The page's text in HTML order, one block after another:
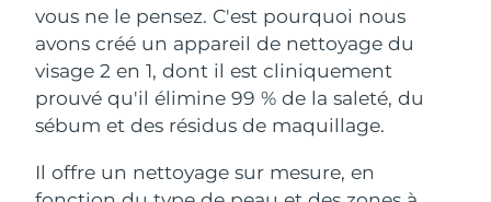
vous ne le pensez. C'est pourquoi nous
avons créé un appareil de nettoyage du
visage 2 en 1, dont il est cliniquement
prouvé qu'il élimine 99 % de la saleté, du
sébum et des résidus de maquillage.
Il offre un nettoyage sur mesure, en
Massage, LED heating
LUNA™ 4 Men
For men, anti-aging massage
Microcurrent toning on-the-go
BEAR™ 2 eyes & lips
Microcurrent line smoothing device
UFO™ 3 coffret
Deep facial hydration
UFO™ 3 LED
Near-infrared and red light therapy
device
issa™ 4
Hybrid silicone sonic toothbrush
issa™ 4 plus
FAQ™ TRAITEMENT ANTI-ÂGE
Anti-âge Traitements LED
NEW
Livraison estimée
Bulgarie Livraison estimée8/11/26
Canada Livraison estimée8/15/26